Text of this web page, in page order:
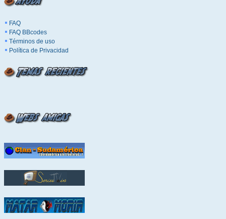
FAQ
FAQ BBcodes
Términos de uso
Política de Privacidad